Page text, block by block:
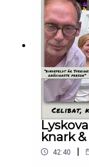
och få
knark
42:40 |